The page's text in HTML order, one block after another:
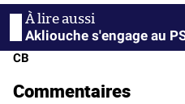
Akliouche s'engage au
CB
Commentaires